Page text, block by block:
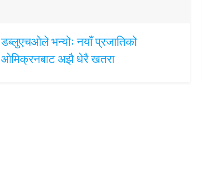
डब्लुएचओले भन्योः नयाँ प्रजातिको
ओमिक्रनबाट अझै धेरै खतरा